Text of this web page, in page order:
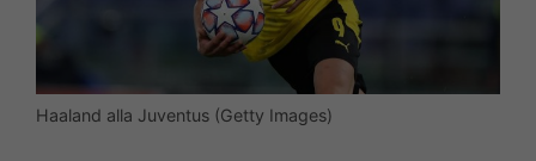
Haaland alla Juventus (Getty Images)